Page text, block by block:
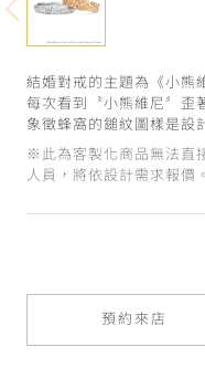
結婚對戒的主題為《小熊
每次看到〝小熊維尼〞歪
象徵蜂窩的鎚紋圖樣是設
※此為客製化商品無法直
人員，將依設計需求報價。
預約來店